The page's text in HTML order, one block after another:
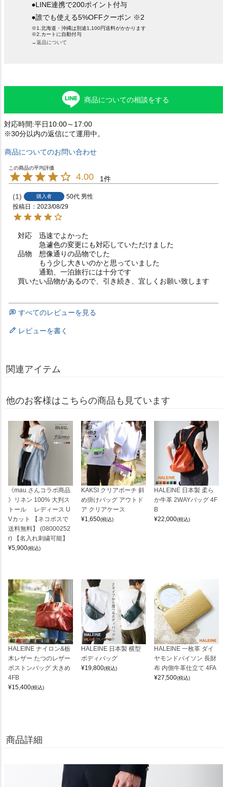
●LINE連携で200ポイント付与
●誰でも使える5%OFFクーポン ※2
※1.北海道・沖縄は別途1,100円送料がかかります
※2.カートに自動付与
→返品について
商品についての相談をする
対応時間:平日10:00～17:00
※30分以内の返信にて運用中。
商品についてのお問い合わせ
4.00 1
1 購入者 50代 男性
投稿日
2023/08/29
対応　迅速でよかった
急遽色の変更にも対応していただけました
品物　想像通りの品物でした
もう少し大きいのかと思っていました
通勤、一泊旅行には十分です
買いたい品物があるので、引き続き、宜しくお願い致します
すべてのレビューを見る
レビューを書く
関連アイテム
他のお客様はこちらの商品も見ています
《mau.さんコラボ商品
》リネン 100% 大判ス
トール レディース U
Vカット 【ネコポスで
送料無料】 (08000252
r) 【名入れ刺繍可能】
¥5,900(税込)
KAKSI クリアポーチ 斜
め掛けバッグ アウトド
ア クリアケース
¥1,650(税込)
HALEINE 日本製 柔ら
か牛革 2WAYバッグ 4F
B
¥22,000(税込)
HALEINE ナイロン&栃
木レザー たつのレザー
ボストンバッグ 大きめ
4FB
¥15,400(税込)
HALEINE 日本製 横型
ボディバッグ
¥19,800(税込)
HALEINE 一枚革 ダイ
ヤモンドパイソン 長財
布 内側牛革仕立て 4FA
¥27,500(税込)
商品詳細